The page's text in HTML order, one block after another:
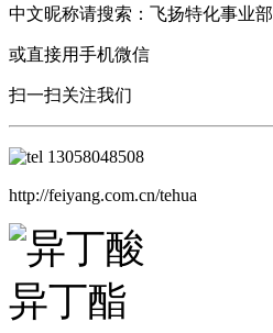
中文昵称请搜索： 飞扬特化事业部
或直接用手机微信
扫一扫关注我们
13058048508
http://feiyang.com.cn/tehua